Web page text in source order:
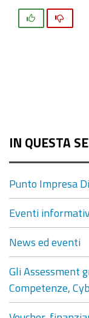
IN QUESTA
Punto Impresa
Eventi
News ed eventi
Gli Assessment
Competenze,